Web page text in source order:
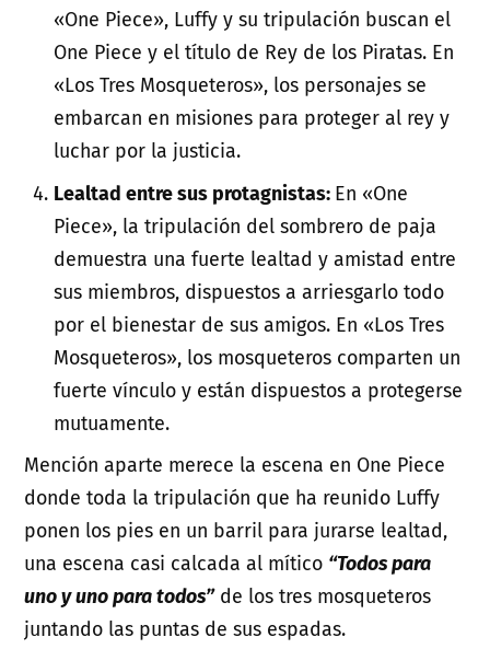
«One Piece», Luffy y su tripulación buscan el
One Piece y el título de Rey de los Piratas. En
«Los Tres Mosqueteros», los personajes se
embarcan en misiones para proteger al rey y
luchar por la justicia.
Lealtad entre sus protagnistas: En «One
Piece», la tripulación del sombrero de paja
demuestra una fuerte lealtad y amistad entre
sus miembros, dispuestos a arriesgarlo todo
por el bienestar de sus amigos. En «Los Tres
Mosqueteros», los mosqueteros comparten un
fuerte vínculo y están dispuestos a protegerse
mutuamente.
Mención aparte merece la escena en One Piece
donde toda la tripulación que ha reunido Luffy
ponen los pies en un barril para jurarse lealtad,
una escena casi calcada al mítico “Todos para
uno y uno para todos”de los tres mosqueteros
juntando las puntas de sus espadas.